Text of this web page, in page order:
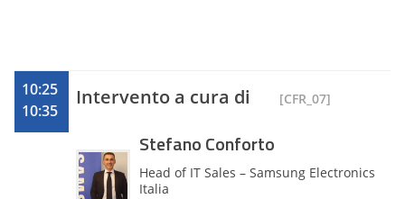
10:25
10:35
Intervento a cura di [CFR_07]
Stefano Conforto
Head of IT Sales – Samsung Electronics
Italia